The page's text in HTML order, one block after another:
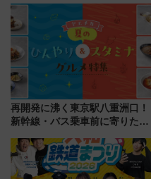
再開発に沸く東京駅八重洲口！
新幹線・バス乗車前に寄りたい
やり＆スタミナグルメ」6選【新
店舗も！】